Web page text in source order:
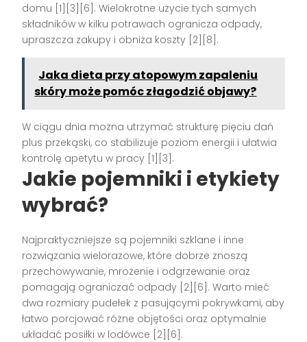
domu [1][3][6]. Wielokrotne użycie tych samych
składników w kilku potrawach ogranicza odpady,
upraszcza zakupy i obniża koszty [2][8].
Jaka dieta przy atopowym zapaleniu
skóry może pomóc złagodzić objawy?
W ciągu dnia można utrzymać strukturę pięciu dań
plus przekąski, co stabilizuje poziom energii i ułatwia
kontrolę apetytu w pracy [1][3].
Jakie pojemniki i etykiety
wybrać?
Najpraktyczniejsze są pojemniki szklane i inne
rozwiązania wielorazowe, które dobrze znoszą
przechowywanie, mrożenie i odgrzewanie oraz
pomagają ograniczać odpady [2][6]. Warto mieć
dwa rozmiary pudełek z pasującymi pokrywkami, aby
łatwo porcjować różne objętości oraz optymalnie
układać posiłki w lodówce [2][6].